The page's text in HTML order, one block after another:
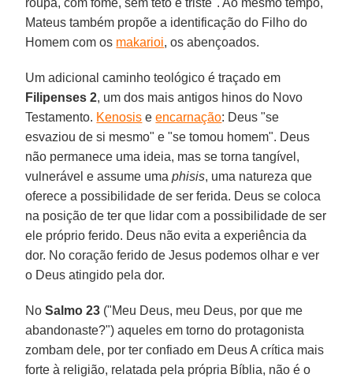
Mateus também propõe a identificação do Filho do
Homem com os makarioi, os abençoados.
Um adicional caminho teológico é traçado em
Filipenses 2, um dos mais antigos hinos do Novo
Testamento. Kenosis eencarnação: Deus "se
esvaziou de si mesmo" e "se tomou homem". Deus
não permanece uma ideia, mas se torna tangível,
vulnerável e assume umaphisis, uma natureza que
oferece a possibilidade de ser ferida. Deus se coloca
na posição de ter que lidar com a possibilidade de ser
ele próprio ferido. Deus não evita a experiência da
dor. No coração ferido de Jesus podemos olhar e ver
o Deus atingido pela dor.
NoSalmo 23 ("Meu Deus, meu Deus, por que me
abandonaste?") aqueles em torno do protagonista
zombam dele, por ter confiado em Deus A crítica mais
forte à religião, relatada pela própria Bíblia, não é o